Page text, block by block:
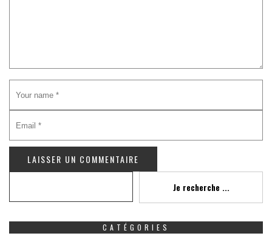
Je recherche ...
CATÉGORIES